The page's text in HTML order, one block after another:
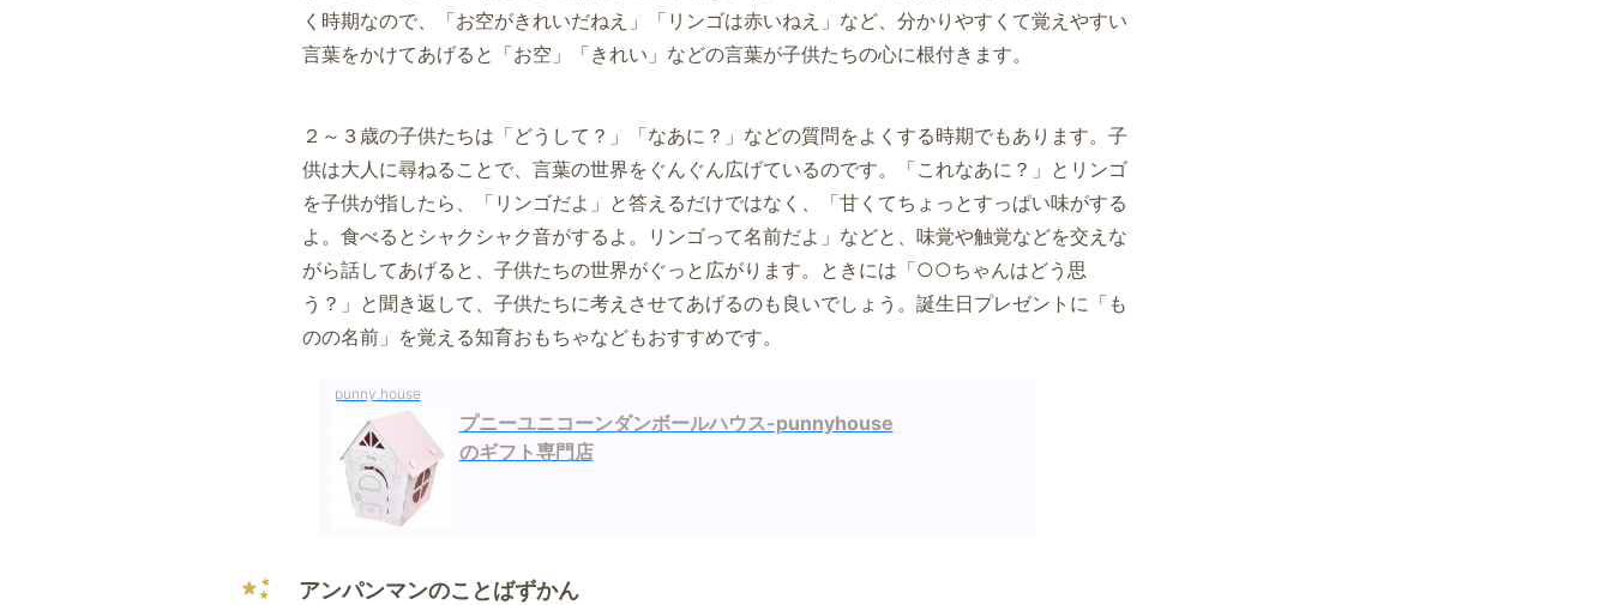
く時期なので、「お空がきれいだねえ」「リンゴは赤いねえ」など、分かりやすくて覚えやすい
言葉をかけてあげると「お空」「きれい」などの言葉が子供たちの心に根付きます。
２～３歳の子供たちは「どうして？」「なあに？」などの質問をよくする時期でもあります。子
供は大人に尋ねることで、言葉の世界をぐんぐん広げているのです。「これなあに？」とリンゴ
を子供が指したら、「リンゴだよ」と答えるだけではなく、「甘くてちょっとすっぱい味がする
よ。食べるとシャクシャク音がするよ。リンゴって名前だよ」などと、味覚や触覚などを交えな
がら話してあげると、子供たちの世界がぐっと広がります。ときには「○○ちゃんはどう思
う？」と聞き返して、子供たちに考えさせてあげるのも良いでしょう。誕生日プレゼントに「も
のの名前」を覚える知育おもちゃなどもおすすめです。
punny.house
プニーユニコーンダンボールハウス-punnyhouse
のギフト専門店
アンパンマンのことばずかん